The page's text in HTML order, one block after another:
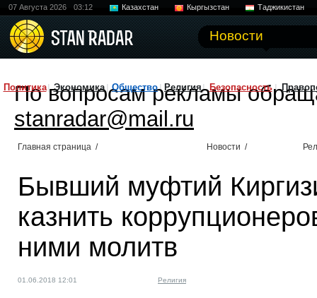
07 Августа 2026 03:12 Казахстан Кыргызстан Таджикистан
Новости
Политика Экономика Общество Религия Безопасность
По вопросам рекламы
stanradar@mail.ru
Главная страница / Новости /
Бывший муфтий
казнить
ними молитв
01.06.2018 12:01 Религия